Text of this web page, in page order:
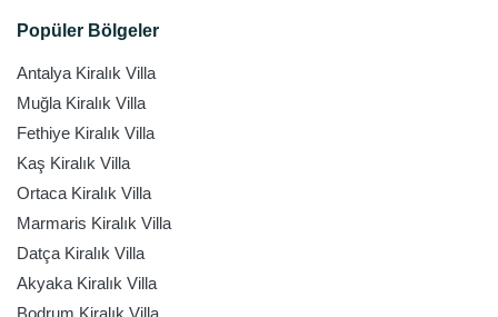
Popüler Bölgeler
Antalya Kiralık Villa
Muğla Kiralık Villa
Fethiye Kiralık Villa
Kaş Kiralık Villa
Ortaca Kiralık Villa
Marmaris Kiralık Villa
Datça Kiralık Villa
Akyaka Kiralık Villa
Bodrum Kiralık Villa